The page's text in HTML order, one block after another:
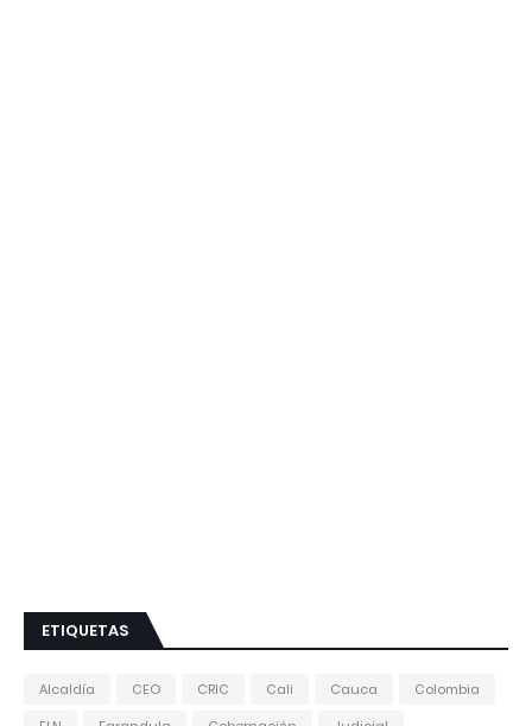
ETIQUETAS
Alcaldía CEO CRIC Cali Cauca
Colombia